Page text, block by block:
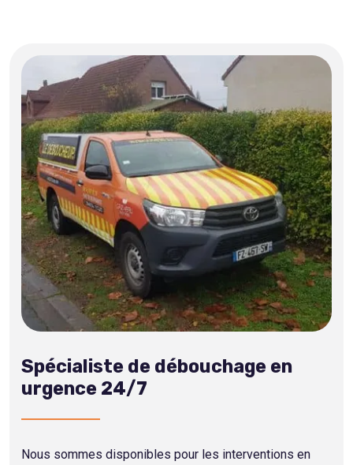
Spécialiste de débouchage en
urgence 24/7
Nous sommes disponibles pour les interventions en